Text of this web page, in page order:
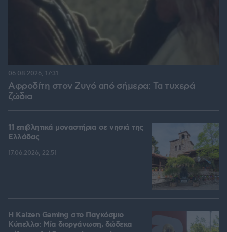
Αφροδίτη στον Ζυγό από σήμερα: Τα τυχερά
ζώδια
06.08.2026, 17:31
11 επιβλητικά μοναστήρια σε νησιά της
Ελλάδας
17.06.2026, 22:51
H Kaizen Gaming στο Παγκόσμιο
Kύπελλο: Μία διοργάνωση, δώδεκα